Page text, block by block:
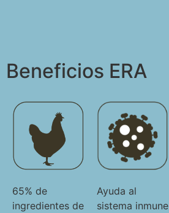
Beneficios ERA
65% de
ingredientes de
Ayuda al
sistema inmune